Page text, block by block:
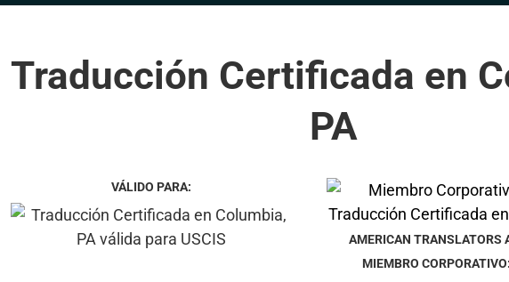
Traducción Certificada en
PA
VÁLIDO PARA:
AMERICAN TRANSLATORS
MIEMBRO